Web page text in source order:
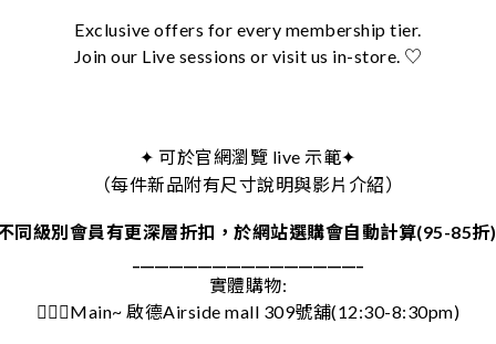
Exclusive offers for every membership tier.
Join our Live sessions or visit us in-store. ♡
✦ 可於官網瀏覽 live 示範✦
（每件新品附有尺寸說明與影片介紹）
同級別會員有更深層折扣，於網站選購會自動計算(95-85折)
實體購物:
🚶🏻‍♀️Main~ 啟德Airside mall 309號舖(12:30-8:30pm)